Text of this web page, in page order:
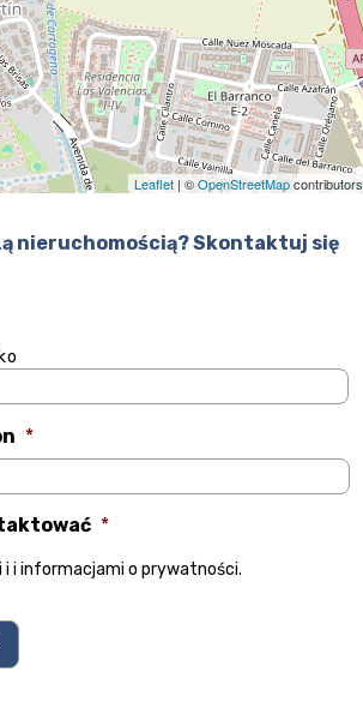
Leaflet| ©OpenStreetMapcontributors
nieruchomością? Skontaktuj się
*
*
i i informacjami o prywatności.